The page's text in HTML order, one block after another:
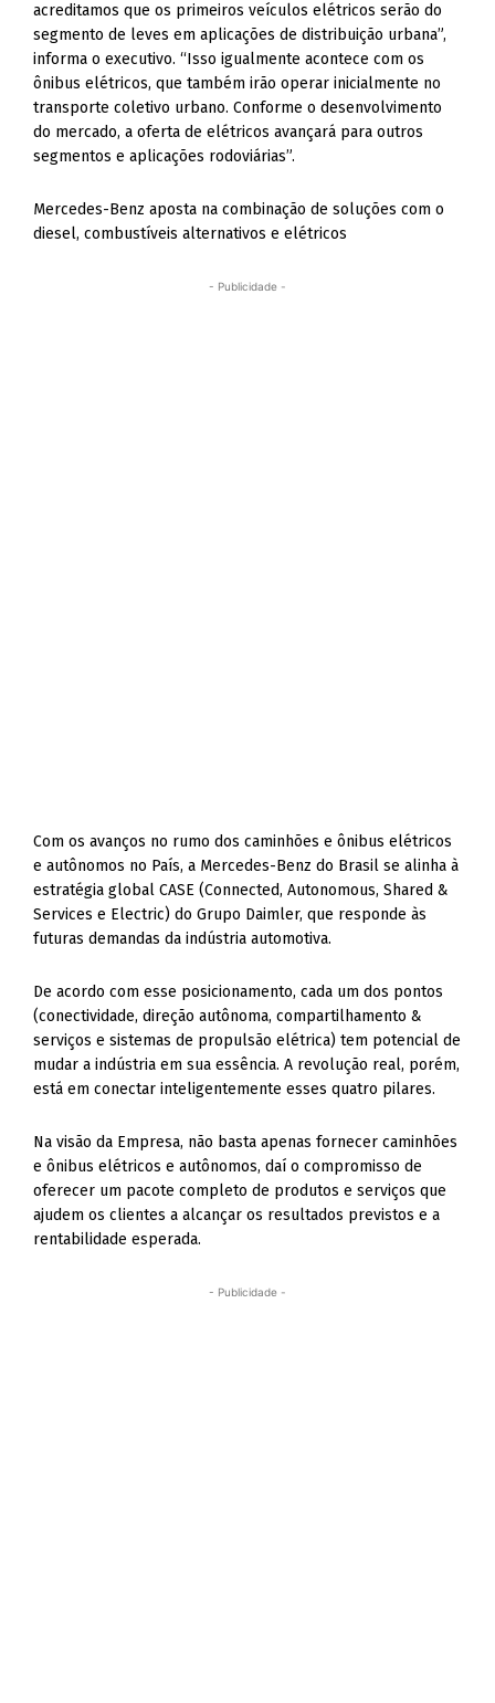
acreditamos que os primeiros veículos elétricos serão do
segmento de leves em aplicações de distribuição urbana”,
informa o executivo. “Isso igualmente acontece com os
ônibus elétricos, que também irão operar inicialmente no
transporte coletivo urbano. Conforme o desenvolvimento
do mercado, a oferta de elétricos avançará para outros
segmentos e aplicações rodoviárias”.
Mercedes-Benz aposta na combinação de soluções com o
diesel, combustíveis alternativos e elétricos
- Publicidade -
Com os avanços no rumo dos caminhões e ônibus elétricos
e autônomos no País, a Mercedes-Benz do Brasil se alinha à
estratégia global CASE (Connected, Autonomous, Shared &
Services e Electric) do Grupo Daimler, que responde às
futuras demandas da indústria automotiva.
De acordo com esse posicionamento, cada um dos pontos
(conectividade, direção autônoma, compartilhamento &
serviços e sistemas de propulsão elétrica) tem potencial de
mudar a indústria em sua essência. A revolução real, porém,
está em conectar inteligentemente esses quatro pilares.
Na visão da Empresa, não basta apenas fornecer caminhões
e ônibus elétricos e autônomos, daí o compromisso de
oferecer um pacote completo de produtos e serviços que
ajudem os clientes a alcançar os resultados previstos e a
rentabilidade esperada.
- Publicidade -